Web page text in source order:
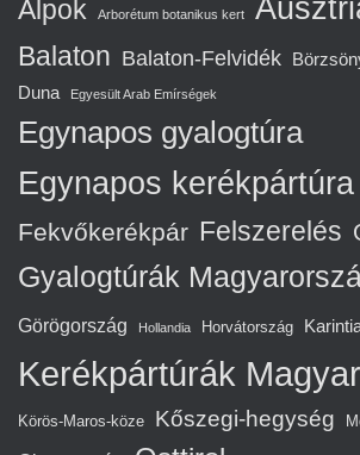
Alpok Arborétum botanikus kert
Balaton Balaton-Felvidék
Duna Egyesült Arab Emírségek
Egynapos gyalogtúra
Egynapos kerékpártúra
Fekvőkerékpár Felszerelés
Gyalogtúrák
Görögország Hollandia Horvátország
Kerékpártúrák
Körös-Maros-köze Kőszegi-hegység